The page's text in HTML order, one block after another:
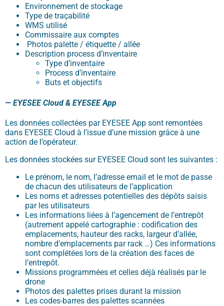
Environnement de stockage
Type de traçabilité
WMS utilisé
Commissaire aux comptes
Photos palette / étiquette / allée
Description process d’inventaire
Type d’inventaire
Process d’inventaire
Buts et objectifs
— EYESEE Cloud & EYESEE App
Les données collectées par EYESEE App sont remontées
dans EYESEE Cloud à l’issue d’une mission grâce à une
action de l’opérateur.
Les données stockées sur EYESEE Cloud sont les suivantes :
Le prénom, le nom, l’adresse email et le mot de passe
de chacun des utilisateurs de l’application
Les noms et adresses potentielles des dépôts saisis
par les utilisateurs
Les informations liées à l’agencement de l’entrepôt
(autrement appelé cartographie : codification des
emplacements, hauteur des racks, largeur d’allée,
nombre d’emplacements par rack …) Ces informations
sont complétées lors de la création des faces de
l’entrepôt.
Missions programmées et celles déjà réalisés par le
drone
Photos des palettes prises durant la mission
Les codes-barres des palettes scannées